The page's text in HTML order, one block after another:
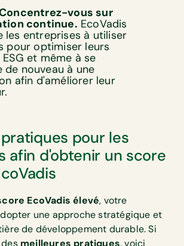
vous sur
continue. EcoVadis
les entreprises à utiliser
pour optimiser leurs
et même à se
nouveau à une
afin d'améliorer leur
pour les
afin d'obtenir un score
EcoVadis élevé, votre
une approche stratégique et
de développement durable. Si
meilleures pratiques, voici